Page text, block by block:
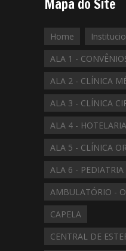
Mapa do Site
Home
ALA 1 -
ALA 2 - CLÍNICA
ALA 3 - CLÍNICA
ALA 4 - HOTELARIA
ALA 5 - CLÍNICA
ALA 6 - PEDIATRIA
AMBULATÓRIO -
CAPELA
CENTRAL DE